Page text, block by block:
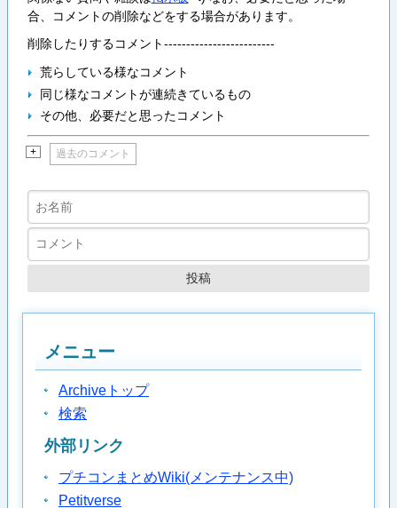
合、コメントの削除などをする場合があります。
削除したりするコメント-------------------------
荒らしている様なコメント
同じ様なコメントが連続きているもの
その他、必要だと思ったコメント
+ 過去のコメント
メニュー
Archiveトップ
検索
外部リンク
プチコンまとめWiki(メンテナンス中)
Petitverse